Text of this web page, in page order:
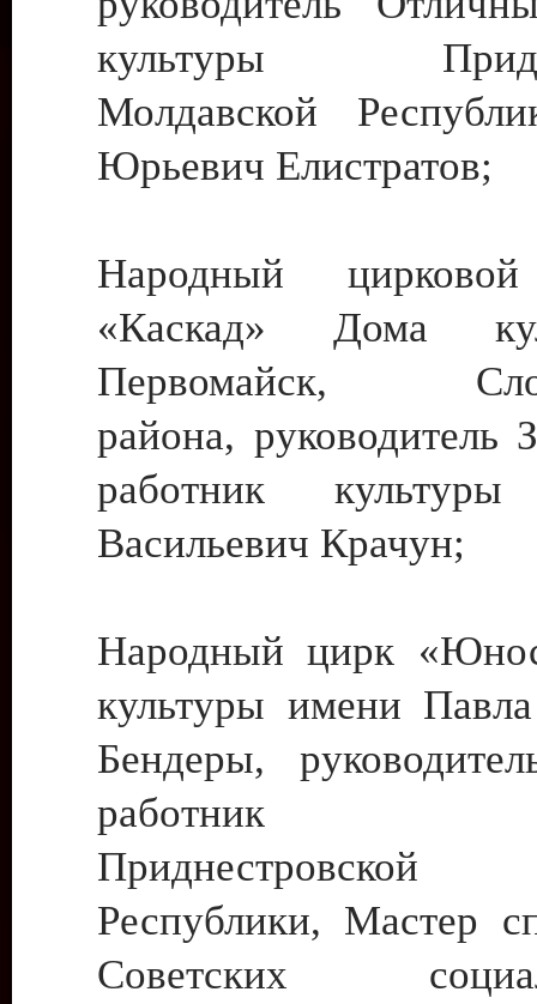
культуры
Молдавской
Юрьевич Елистратов;
Народный цирковой
«Каскад» Дома
Первомайск,
района, руководитель
работник культуры
Васильевич Крачун;
Народный цирк
культуры имени
Бендеры,
работник
Приднестровской
Республики, Мастер
Советских